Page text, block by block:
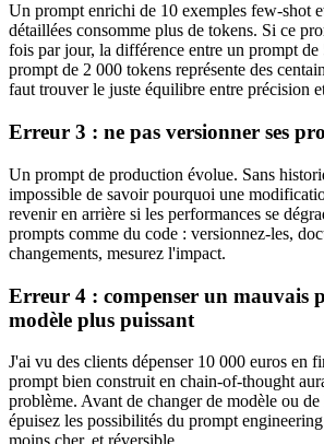
Un prompt enrichi de 10 exemples few-shot
détaillées consomme plus de tokens. Si ce
fois par jour, la différence entre un prompt de
prompt de 2 000 tokens représente des
faut trouver le juste équilibre entre précision
Erreur 3 : ne pas versionner ses
Un prompt de production évolue. Sans
impossible de savoir pourquoi une
revenir en arrière si les performances se
prompts comme du code : versionnez-les,
changements, mesurez l'impact.
Erreur 4 : compenser un mauvais
modèle plus puissant
J'ai vu des clients dépenser 10 000 euros en
prompt bien construit en chain-of-thought
problème. Avant de changer de modèle ou de
épuisez les possibilités du prompt